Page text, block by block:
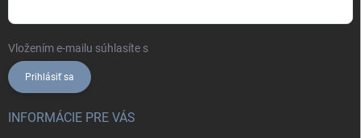
Vložením e-mailu súhlasíte s
Prihlásiť sa
INFORMÁCIE PRE VÁS